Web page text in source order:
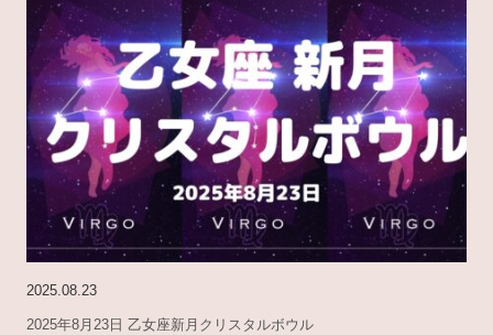
2025.08.23
2025年8月23日 乙女座新月クリスタルボウル